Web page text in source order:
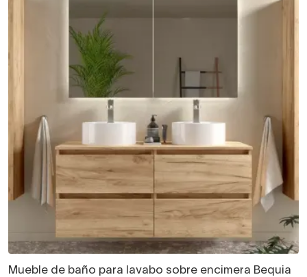
Mueble de baño para lavabo sobre encimera Bequia